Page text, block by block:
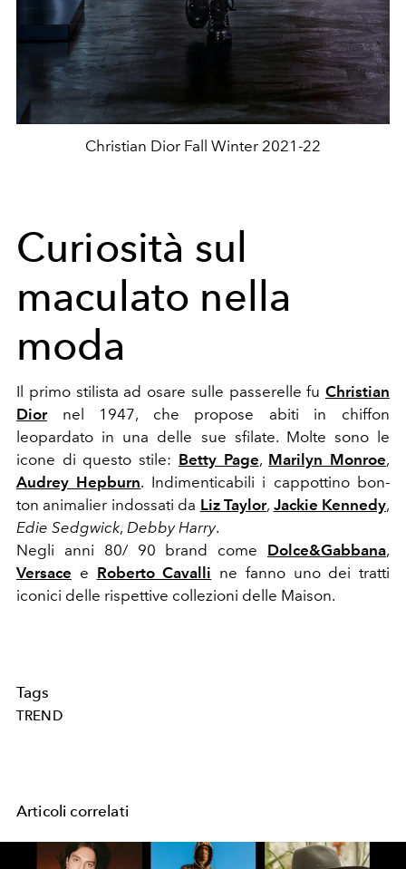
Christian Dior Fall Winter 2021-22
Curiosità sul
maculato nella
moda
Il primo stilista ad osare sulle passerelle fu Christian
Diornel 1947, che propose abiti in chiffon
leopardato in una delle sue sfilate. Molte sono le
icone di questo stile: Betty Page, Marilyn Monroe,
Audrey Hepburn. Indimenticabili i cappottino bon-
ton animalier indossati da Liz Taylor, Jackie Kennedy,
Edie Sedgwick, Debby Harry.
Negli anni 80/ 90 brand come Dolce&Gabbana,
Versace e Roberto Cavalli ne fanno uno dei tratti
iconici delle rispettive collezioni delle Maison.
Tags
TREND
Articoli correlati